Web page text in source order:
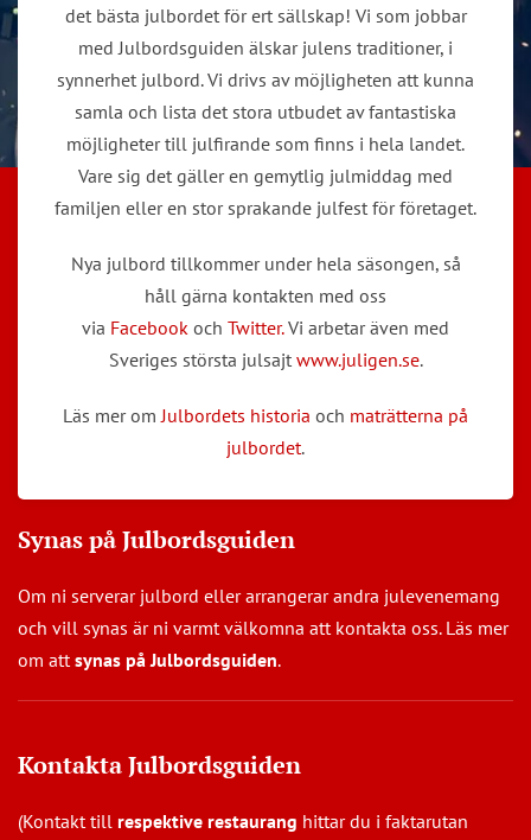
det bästa julbordet för ert sällskap! Vi som jobbar
med Julbordsguiden älskar julens traditioner, i
synnerhet julbord. Vi drivs av möjligheten att kunna
samla och lista det stora utbudet av fantastiska
möjligheter till julfirande som finns i hela landet.
Vare sig det gäller en gemytlig julmiddag med
familjen eller en stor sprakande julfest för företaget.
Nya julbord tillkommer under hela säsongen, så
håll gärna kontakten med oss
via Facebook och Twitter.Vi arbetar även med
Sveriges största julsajt www.juligen.se.
Läs mer omJulbordets historia och maträtterna på
julbordet.
Synas på Julbordsguiden
Om ni serverar julbord eller arrangerar andra julevenemang
och vill synas är ni varmt välkomna att kontakta oss. Läs mer
om attsynas på Julbordsguiden.
Kontakta Julbordsguiden
(Kontakt till respektive restaurang hittar du i faktarutan